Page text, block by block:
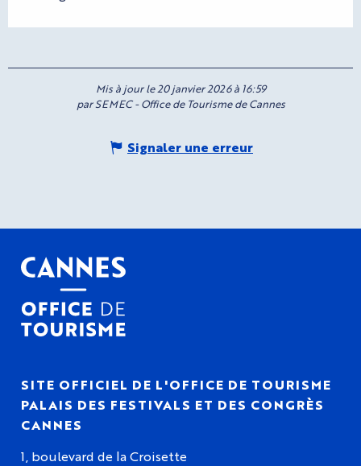
Mis à jour le 20 janvier 2026 à 16:59
par SEMEC - Office de Tourisme de Cannes
Signaler une erreur
SITE OFFICIEL DE L'OFFICE DE TOURISME
PALAIS DES FESTIVALS ET DES CONGRÈS
CANNES
1, boulevard de la Croisette